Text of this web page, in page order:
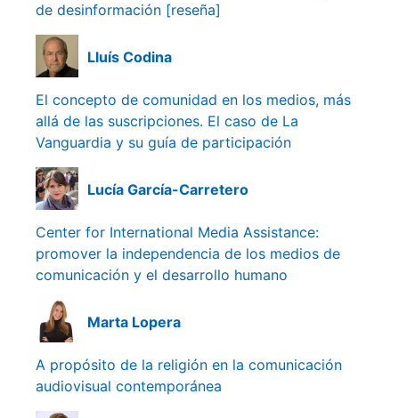
de desinformación [reseña]
Lluís Codina
El concepto de comunidad en los medios, más
allá de las suscripciones. El caso de La
Vanguardia y su guía de participación
Lucía García-Carretero
Center for International Media Assistance:
promover la independencia de los medios de
comunicación y el desarrollo humano
Marta Lopera
A propósito de la religión en la comunicación
audiovisual contemporánea